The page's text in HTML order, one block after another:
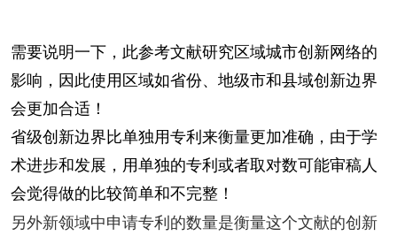
需要说明一下，此参考文献研究区域城市创新网络的
影响，因此使用区域如省份、地级市和县域创新边界
会更加合适！
省级创新边界比单独用专利来衡量更加准确，由于学
术进步和发展，用单独的专利或者取对数可能审稿人
会觉得做的比较简单和不完整！
另外新领域中申请专利的数量是衡量这个文献的创新